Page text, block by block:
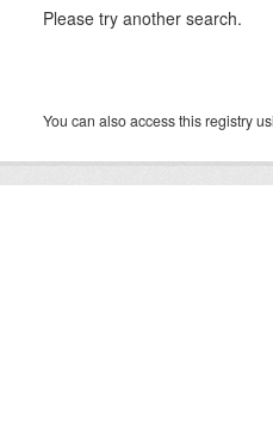
Please try another search.
You can also access this registry